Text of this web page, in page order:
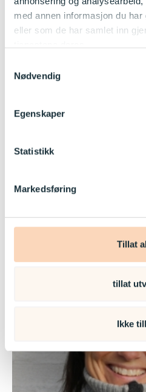
med annen informasjon du
eller som de har samlet inn
Nødvendig
Egenskaper
Statistikk
Markedsføring
Tillat
tillat
Ikke
Pedagogisk leder